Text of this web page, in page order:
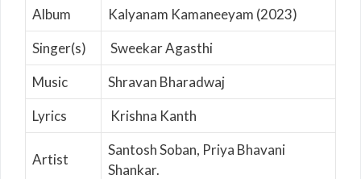
Album
Kalyanam Kamaneeyam (2023)
Singer(s)
Sweekar Agasthi
Music
Shravan Bharadwaj
Lyrics
Krishna Kanth
Artist
Santosh Soban, Priya Bhavani
Shankar.